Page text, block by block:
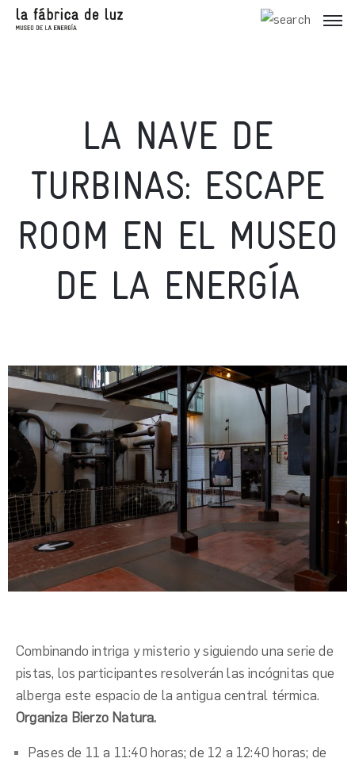
LA NAVE DE
TURBINAS: ESCAPE
ROOM EN EL MUSEO
DE LA ENERGÍA
Combinando intriga y misterio y siguiendo una serie de
pistas, los participantes resolverán las incógnitas que
alberga este espacio de la antigua central térmica.
Organiza Bierzo Natura.
Pases de 11 a 11:40 horas; de 12 a 12:40 horas; de